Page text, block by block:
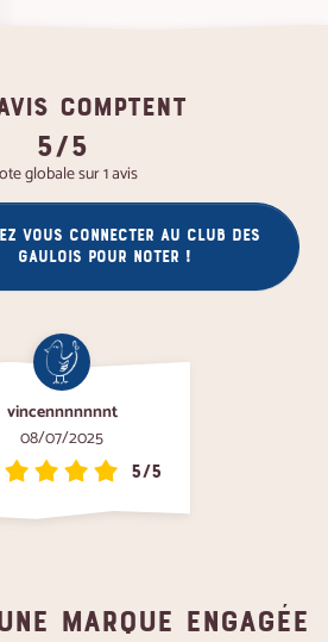
COMPTENT
5/5
globale sur 1 avis
vous connecter au club des
gaulois pour noter !
vincennnnnnnt
08/07/2025
5/5
marque engagée